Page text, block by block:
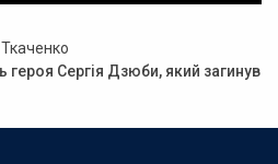
Сергія Дзюби, який загинув